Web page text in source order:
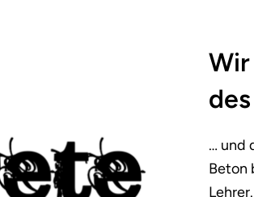
… und
Beton
Lehrer.